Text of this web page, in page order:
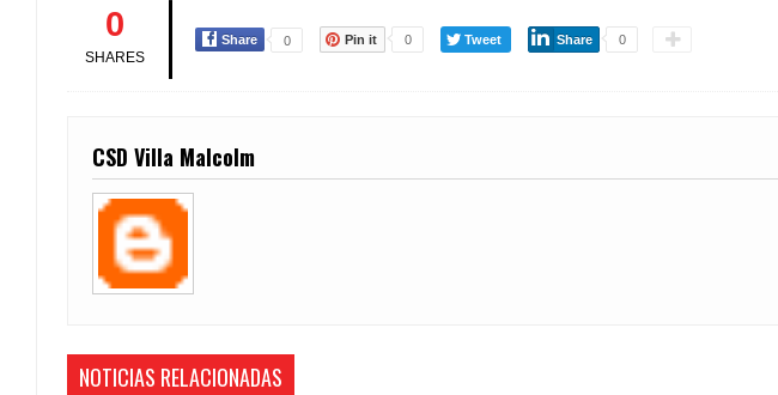
0
SHARES
Share 0 Pin it 0 Tweet Share 0
CSD Villa Malcolm
NOTICIAS RELACIONADAS